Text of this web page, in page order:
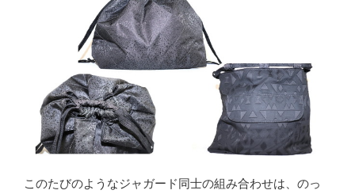
このたびのようなジャガード同士の組み合わせは、のっ